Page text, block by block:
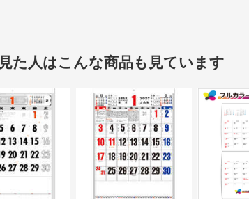
た人はこんな商品も見ています